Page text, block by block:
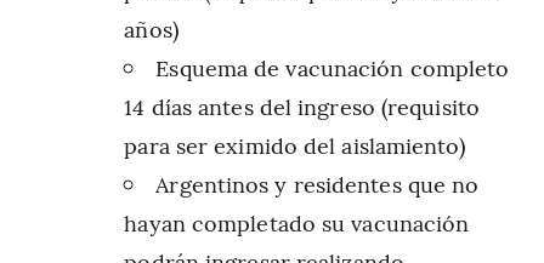
años)
Esquema de vacunación completo
14 días antes del ingreso (requisito
para ser eximido del aislamiento)
Argentinos y residentes que no
hayan completado su vacunación